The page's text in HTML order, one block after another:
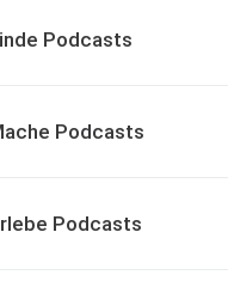
Podcasts
Podcasts
Podcasts